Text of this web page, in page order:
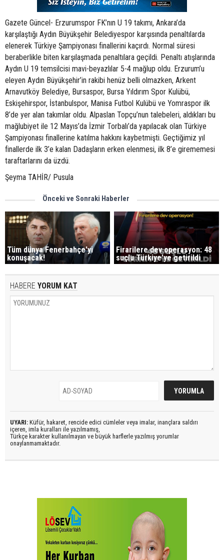
Gazete Güncel- Erzurumspor FK’nın U 19 takımı, Ankara’da
karşılaştığı Aydın Büyükşehir Belediyespor karşısında penaltılarda
elenerek Türkiye Şampiyonası finallerini kaçırdı. Normal süresi
beraberlikle biten karşılaşmada penaltılara geçildi. Penaltı atışlarında
Aydın U 19 temsilcisi mavi-beyazlılar 5-4 mağlup oldu. Erzurum’u
eleyen Aydın Büyükşehir’in rakibi henüz belli olmazken, Arkent
Arnavutköy Belediye, Bursaspor, Bursa Yıldırım Spor Kulübü,
Eskişehirspor, İstanbulspor, Manisa Futbol Kulübü ve Yomraspor ilk
8’de yer alan takımlar oldu. Alpaslan Topçu’nun talebeleri, aldıkları bu
mağlubiyet ile 12 Mayıs’da İzmir Torbalı’da yapılacak olan Türkiye
Şampiyonası finallerine katılma hakkını kaybetmişti. Geçtiğimiz yıl
finallerde ilk 3’e kalan Dadaşların erken elenmesi, ilk 8’e girememesi
taraftarlarını da üzdü.
Şeyma TAHİR/ Pusula
Önceki ve Sonraki Haberler
Tüm dünya Fenerbahçe'yi
konuşacak!
Firarilere dev operasyon: 48
suçlu Türkiye'ye getirildi
HABERE YORUM KAT
UYARI: Küfür, hakaret, rencide edici cümleler veya imalar, inançlara saldırı
içeren, imla kuralları ile yazılmamış,
Türkçe karakter kullanılmayan ve büyük harflerle yazılmış yorumlar
onaylanmamaktadır.